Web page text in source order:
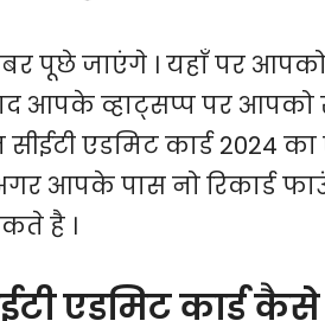
पूछे जाएंगे । यहाँ पर आपको
आपके व्हाट्सप्प पर आपको
सीईटी एडमिट कार्ड 2024
आपके पास नो रिकार्ड
है ।
एडमिट कार्ड